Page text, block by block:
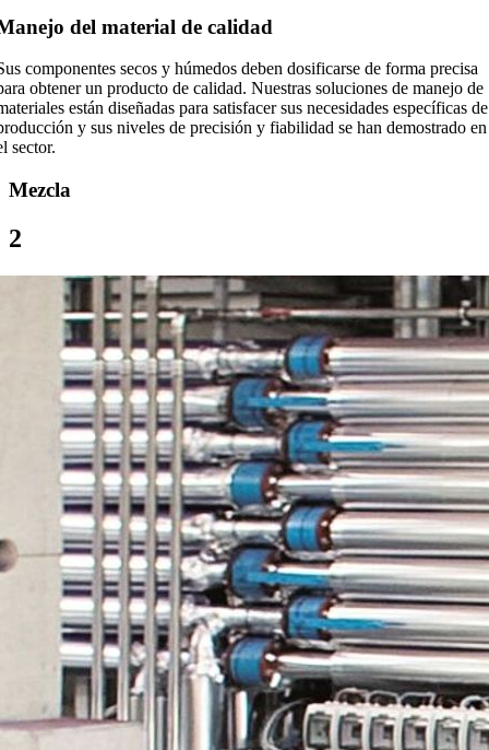
del material de calidad
componentes secos y húmedos deben dosificarse de forma precisa
obtener un producto de calidad. Nuestras soluciones de manejo de
están diseñadas para satisfacer sus necesidades específicas de
y sus niveles de precisión y fiabilidad se han demostrado en
sector.
Mezcla
2